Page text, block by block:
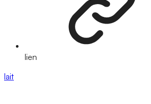
lien
lait